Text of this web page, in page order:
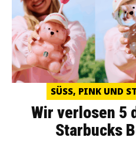
SÜSS, PINK UND
Wir verlosen 5
Starbucks